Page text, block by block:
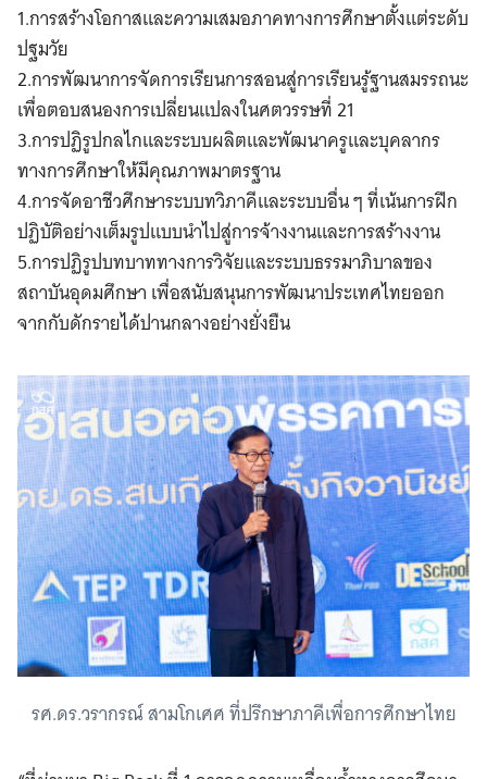
1.การสร้างโอกาสและความเสมอภาคทางการศึกษาตั้งแต่ระดับ
ปฐมวัย
2.การพัฒนาการจัดการเรียนการสอนสู่การเรียนรู้ฐานสมรรถนะ
เพื่อตอบสนองการเปลี่ยนแปลงในศตวรรษที่ 21
3.การปฏิรูปกลไกและระบบผลิตและพัฒนาครูและบุคลากร
ทางการศึกษาให้มีคุณภาพมาตรฐาน
4.การจัดอาชีวศึกษาระบบทวิภาคีและระบบอื่น ๆ ที่เน้นการฝึก
ปฏิบัติอย่างเต็มรูปแบบนำไปสู่การจ้างงานและการสร้างงาน
5.การปฏิรูปบทบาททางการวิจัยและระบบธรรมาภิบาลของ
สถาบันอุดมศึกษา เพื่อสนับสนุนการพัฒนาประเทศไทยออก
จากกับดักรายได้ปานกลางอย่างยั่งยืน
รศ.ดร.วรากรณ์ สามโกเศศ ที่ปรึกษาภาคีเพื่อการศึกษาไทย